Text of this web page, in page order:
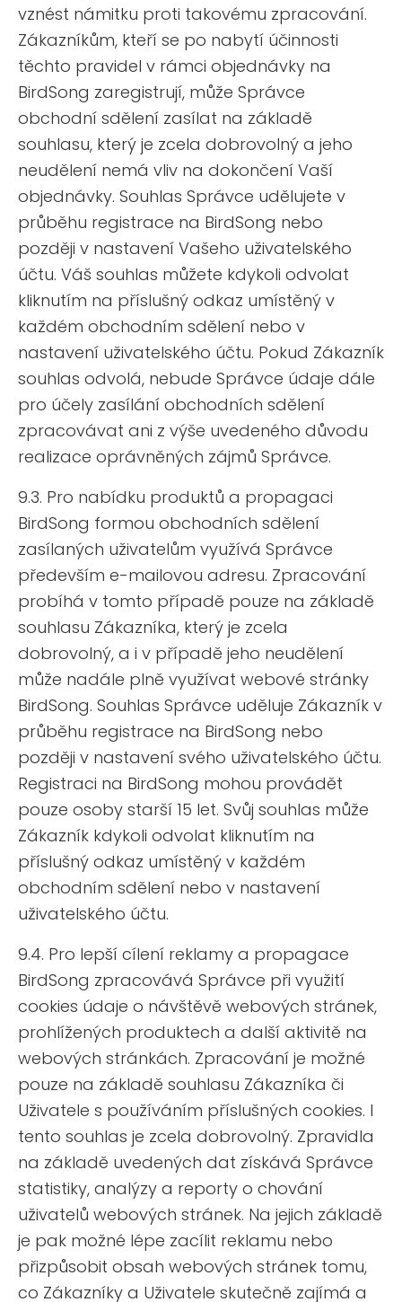
vznést námitku proti takovému zpracování.
Zákazníkům, kteří se po nabytí účinnosti
těchto pravidel v rámci objednávky na
BirdSong zaregistrují, může Správce
obchodní sdělení zasílat na základě
souhlasu, který je zcela dobrovolný a jeho
neudělení nemá vliv na dokončení Vaší
objednávky. Souhlas Správce udělujete v
průběhu registrace na BirdSong nebo
později v nastavení Vašeho uživatelského
účtu. Váš souhlas můžete kdykoli odvolat
kliknutím na příslušný odkaz umístěný v
každém obchodním sdělení nebo v
nastavení uživatelského účtu. Pokud Zákazník
souhlas odvolá, nebude Správce údaje dále
pro účely zasílání obchodních sdělení
zpracovávat ani z výše uvedeného důvodu
realizace oprávněných zájmů Správce.
9.3. Pro nabídku produktů a propagaci
BirdSong formou obchodních sdělení
zasílaných uživatelům využívá Správce
především e-mailovou adresu. Zpracování
probíhá v tomto případě pouze na základě
souhlasu Zákazníka, který je zcela
dobrovolný, a i v případě jeho neudělení
může nadále plně využívat webové stránky
BirdSong. Souhlas Správce uděluje Zákazník v
průběhu registrace na BirdSong nebo
později v nastavení svého uživatelského účtu.
Registraci na BirdSong mohou provádět
pouze osoby starší 15 let. Svůj souhlas může
Zákazník kdykoli odvolat kliknutím na
příslušný odkaz umístěný v každém
obchodním sdělení nebo v nastavení
uživatelského účtu.
9.4. Pro lepší cílení reklamy a propagace
BirdSong zpracovává Správce při využití
cookies údaje o návštěvě webových stránek,
prohlížených produktech a další aktivitě na
webových stránkách. Zpracování je možné
pouze na základě souhlasu Zákazníka či
Uživatele s používáním příslušných cookies. I
tento souhlas je zcela dobrovolný. Zpravidla
na základě uvedených dat získává Správce
statistiky, analýzy a reporty o chování
uživatelů webových stránek. Na jejich základě
je pak možné lépe zacílit reklamu nebo
přizpůsobit obsah webových stránek tomu,
co Zákazníky a Uživatele skutečně zajímá a